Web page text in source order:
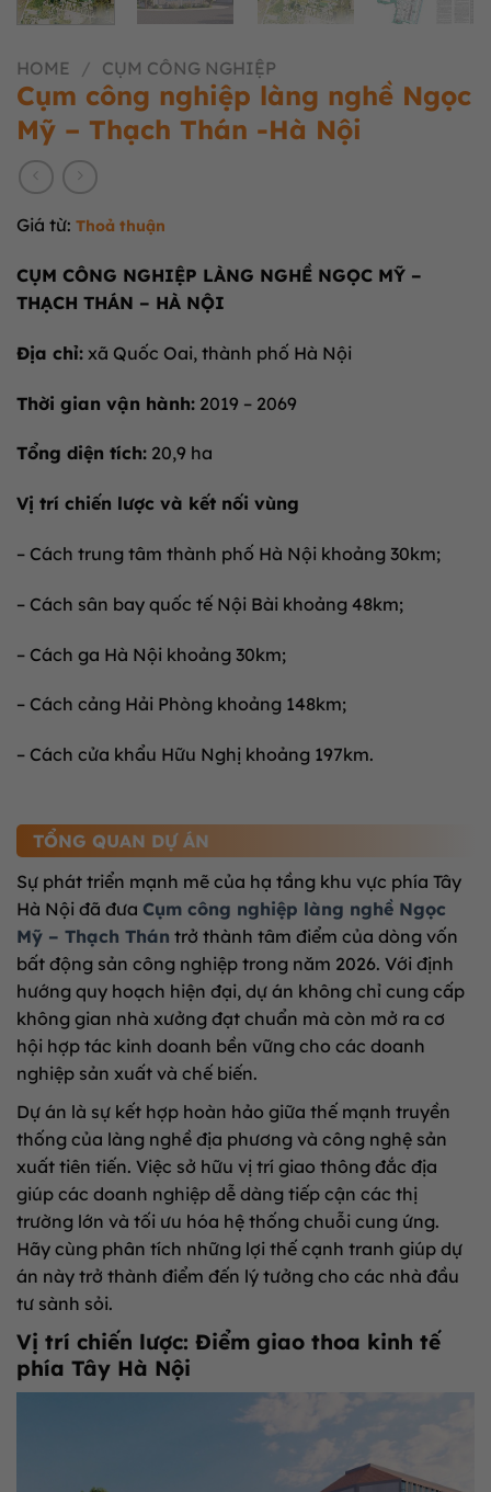
HOME / CỤM CÔNG NGHIỆP
Cụm công nghiệp làng nghề Ngọc
Mỹ – Thạch Thán -Hà Nội
Giá từ: Thoả thuận
CỤM CÔNG NGHIỆP LÀNG NGHỀ NGỌC MỸ –
THẠCH THÁN – HÀ NỘI
Địa chỉ: xã Quốc Oai, thành phố Hà Nội
Thời gian vận hành: 2019 – 2069
Tổng diện tích: 20,9 ha
Vị trí chiến lược và kết nối vùng
– Cách trung tâm thành phố Hà Nội khoảng 30km;
– Cách sân bay quốc tế Nội Bài khoảng 48km;
– Cách ga Hà Nội khoảng 30km;
– Cách cảng Hải Phòng khoảng 148km;
– Cách cửa khẩu Hữu Nghị khoảng 197km.
TỔNG QUAN DỰ ÁN
Sự phát triển mạnh mẽ của hạ tầng khu vực phía Tây
Hà Nội đã đưa Cụm công nghiệp làng nghề Ngọc
Mỹ – Thạch Thán trở thành tâm điểm của dòng vốn
bất động sản công nghiệp trong năm 2026. Với định
hướng quy hoạch hiện đại, dự án không chỉ cung cấp
không gian nhà xưởng đạt chuẩn mà còn mở ra cơ
hội hợp tác kinh doanh bền vững cho các doanh
nghiệp sản xuất và chế biến.
Dự án là sự kết hợp hoàn hảo giữa thế mạnh truyền
thống của làng nghề địa phương và công nghệ sản
xuất tiên tiến. Việc sở hữu vị trí giao thông đắc địa
giúp các doanh nghiệp dễ dàng tiếp cận các thị
trường lớn và tối ưu hóa hệ thống chuỗi cung ứng.
Hãy cùng phân tích những lợi thế cạnh tranh giúp dự
án này trở thành điểm đến lý tưởng cho các nhà đầu
tư sành sỏi.
Vị trí chiến lược: Điểm giao thoa kinh tế
phía Tây Hà Nội